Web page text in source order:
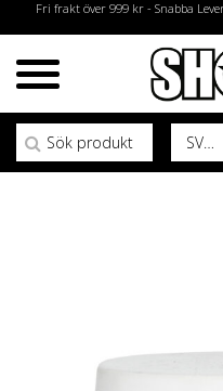
Fri frakt över 999 kr - Snabba
SV
Sök efter: